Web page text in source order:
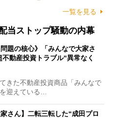
一覧を見る
当ストップ騒動の内幕
問題の核心》「みんなで大家さ
動産投資トラブル“異常なく
きた不動産投資商品「みんなで
迎えている…
さん】二転三転した“成田プロ